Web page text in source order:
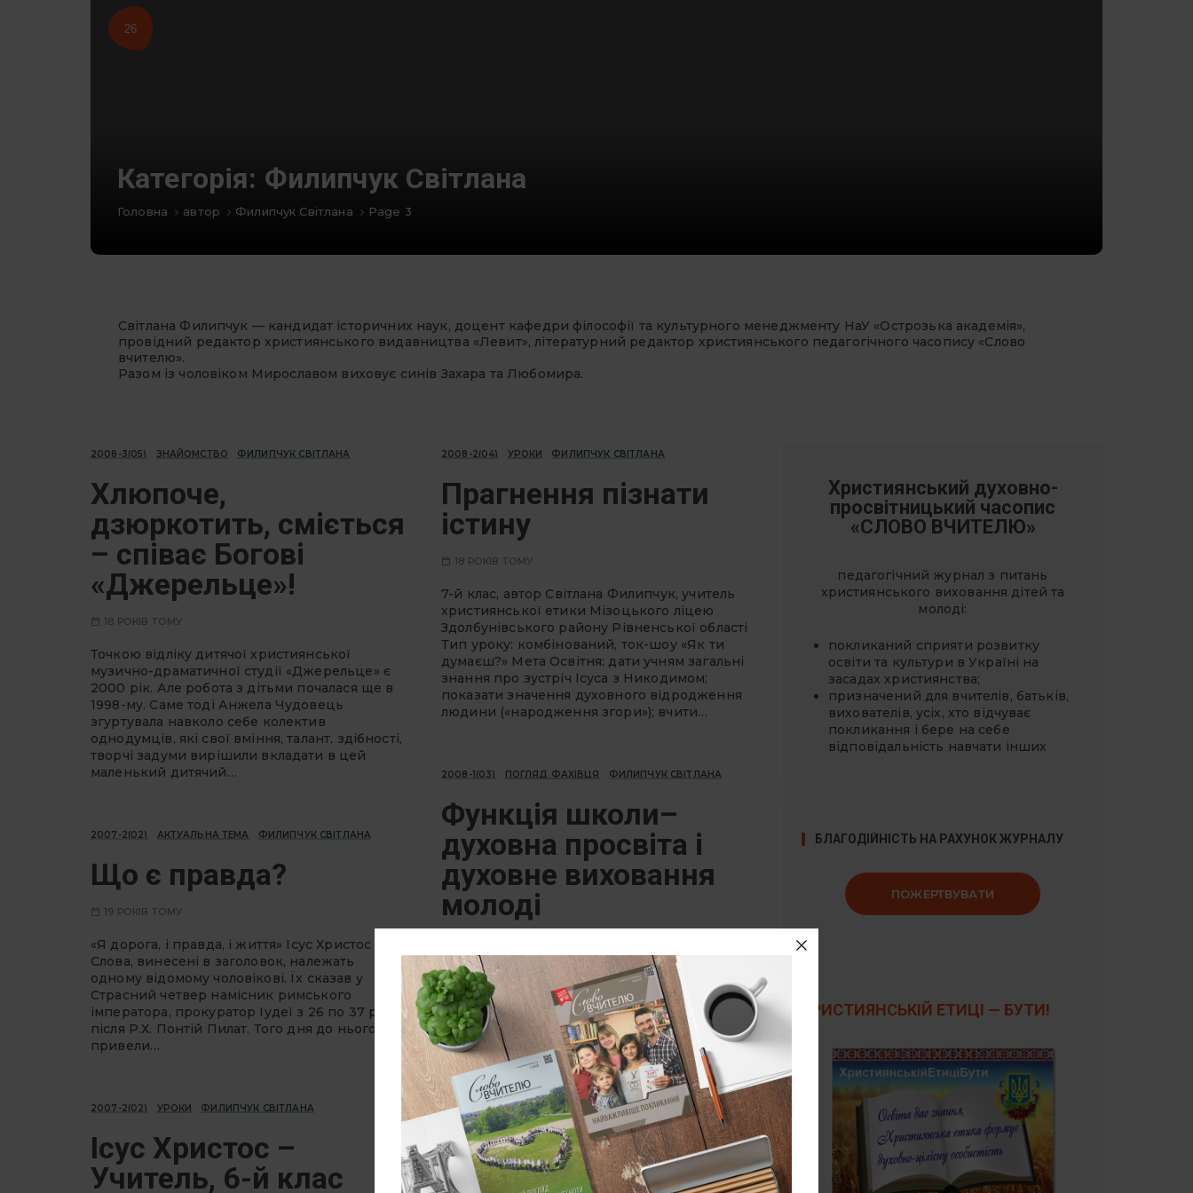
26
Категорія: Филипчук Світлана
Головна автор Филипчук Світлана Page 3
Світлана Филипчук — кандидат історичних наук, доцент кафедри філософії та культурного менеджменту НаУ «Острозька академія»,
провідний редактор християнського видавництва «Левит», літературний редактор християнського педагогічного часопису «Слово
вчителю».
Разом із чоловіком Мирославом виховує синів Захара та Любомира.
2008-3(05) ЗНАЙОМСТВО ФИЛИПЧУК СВІТЛАНА
Хлюпоче,
дзюркотить, сміється
– співає Богові
«Джерельце»!
18 РОКІВ ТОМУ
Точкою відліку дитячої християнської
музично-драматичної студії «Джерельце» є
2000 рік. Але робота з дітьми почалася ще в
1998-му. Саме тоді Анжела Чудовець
згуртувала навколо себе колектив
однодумців, які свої вміння, талант, здібності,
творчі задуми вирішили вкладати в цей
маленький дитячий…
2008-2(04) УРОКИ ФИЛИПЧУК СВІТЛАНА
Прагнення пізнати
істину
18 РОКІВ ТОМУ
7-й клас, автор Світлана Филипчук, учитель
християнської етики Мізоцького ліцею
Здолбунівського району Рівненської області
Тип уроку: комбінований, ток-шоу «Як ти
думаєш?» Мета Освітня: дати учням загальні
знання про зустріч Ісуса з Никодимом;
показати значення духовного відродження
людини («народження згори»); вчити…
2008-1(03) ПОГЛЯД ФАХІВЦЯ ФИЛИПЧУК СВІТЛАНА
Функція школи–
духовна просвіта і
духовне виховання
молоді
Тетяна Саннікова народилася 1953 року в
Полтаві. Закінчила Одеське державне
художнє училище ім. М. Грекова, Одеський
педагогічний інститут ім. К. Д. Ушинського.
Кандидат педагогічних наук. З 1991 року
викладала християнську етику в
загальноосвітній школі. Зараз працює
старшим викладачем на кафедрі…
2007-2(02) АКТУАЛЬНА ТЕМА ФИЛИПЧУК СВІТЛАНА
Що є правда?
19 РОКІВ ТОМУ
«Я дорога, і правда, і життя» Ісус Христос
Слова, винесені в заголовок, належать
одному відомому чоловікові. Їх сказав у
Страсний четвер намісник римського
імператора, прокуратор Іудеї з 26 по 37 рр.
після Р.Х. Понтій Пилат. Того дня до нього
привели…
2007-2(02) УРОКИ ФИЛИПЧУК СВІТЛАНА
Ісус Христос –
Учитель, 6-й клас
2007-1(01) УРОКИ ФИЛИПЧУК СВІТЛАНА
Християнський духовно-
просвітницький часопис
«СЛОВО ВЧИТЕЛЮ»
педагогічний журнал з питань
християнського виховання дітей та
молоді:
покликаний сприяти розвитку
освіти та культури в Україні на
засадах християнства;
призначений для вчителів, батьків,
вихователів, усіх, хто відчуває
покликання і бере на себе
відповідальність навчати інших
БЛАГОДІЙНІСТЬ НА РАХУНОК ЖУРНАЛУ
ПОЖЕРТВУВАТИ
ХРИСТИЯНСЬКІЙ ЕТИЦІ — БУТИ!